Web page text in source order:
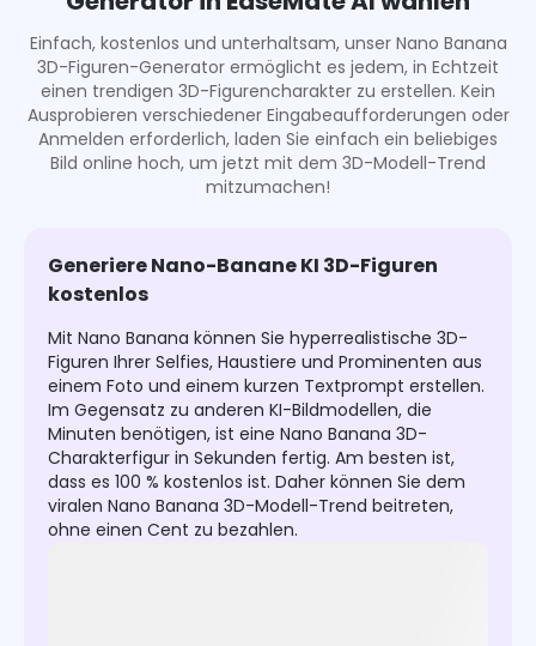
Einfach, kostenlos und unterhaltsam, unser Nano Banana
3D-Figuren-Generator ermöglicht es jedem, in Echtzeit
einen trendigen 3D-Figurencharakter zu erstellen. Kein
Ausprobieren verschiedener Eingabeaufforderungen oder
Anmelden erforderlich, laden Sie einfach ein beliebiges
Bild online hoch, um jetzt mit dem 3D-Modell-Trend
mitzumachen!
Generiere Nano-Banane KI 3D-Figuren
kostenlos
Mit Nano Banana können Sie hyperrealistische 3D-
Figuren Ihrer Selfies, Haustiere und Prominenten aus
einem Foto und einem kurzen Textprompt erstellen.
Im Gegensatz zu anderen KI-Bildmodellen, die
Minuten benötigen, ist eine Nano Banana 3D-
Charakterfigur in Sekunden fertig. Am besten ist,
dass es 100 % kostenlos ist. Daher können Sie dem
viralen Nano Banana 3D-Modell-Trend beitreten,
ohne einen Cent zu bezahlen.